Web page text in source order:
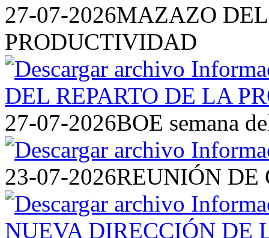
27-07-2026MAZAZO DEL
PRODUCTIVIDAD
27-07-2026BOE semana
23-07-2026REUNIÓN DE